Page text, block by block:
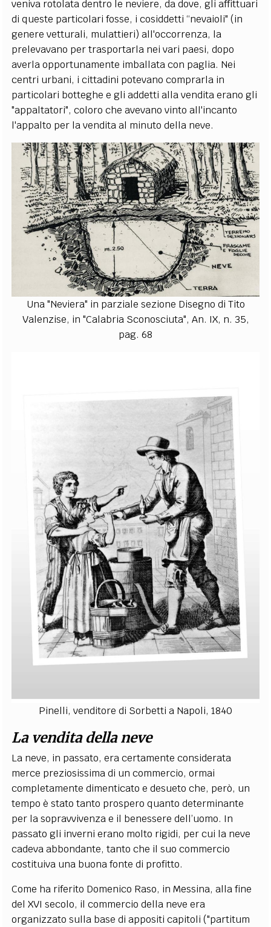
veniva rotolata dentro le neviere, da dove, gli affittuari
di queste particolari fosse, i cosiddetti “nevaioli" (in
genere vetturali, mulattieri) all'occorrenza, la
prelevavano per trasportarla nei vari paesi, dopo
averla opportunamente imballata con paglia. Nei
centri urbani, i cittadini potevano comprarla in
particolari botteghe e gli addetti alla vendita erano gli
"appaltatori", coloro che avevano vinto all'incanto
l'appalto per la vendita al minuto della neve.
Una "Neviera" in parziale sezione Disegno di Tito
Valenzise, in "Calabria Sconosciuta", An. IX, n. 35,
pag. 68
Pinelli, venditore di Sorbetti a Napoli, 1840
La vendita della neve
La neve, in passato, era certamente considerata
merce preziosissima di un commercio, ormai
completamente dimenticato e desueto che, però, un
tempo è stato tanto prospero quanto determinante
per la sopravvivenza e il benessere dell’uomo. In
passato gli inverni erano molto rigidi, per cui la neve
cadeva abbondante, tanto che il suo commercio
costituiva una buona fonte di profitto.
Come ha riferito Domenico Raso, in Messina, alla fine
del XVI secolo, il commercio della neve era
organizzato sulla base di appositi capitoli ("partitum